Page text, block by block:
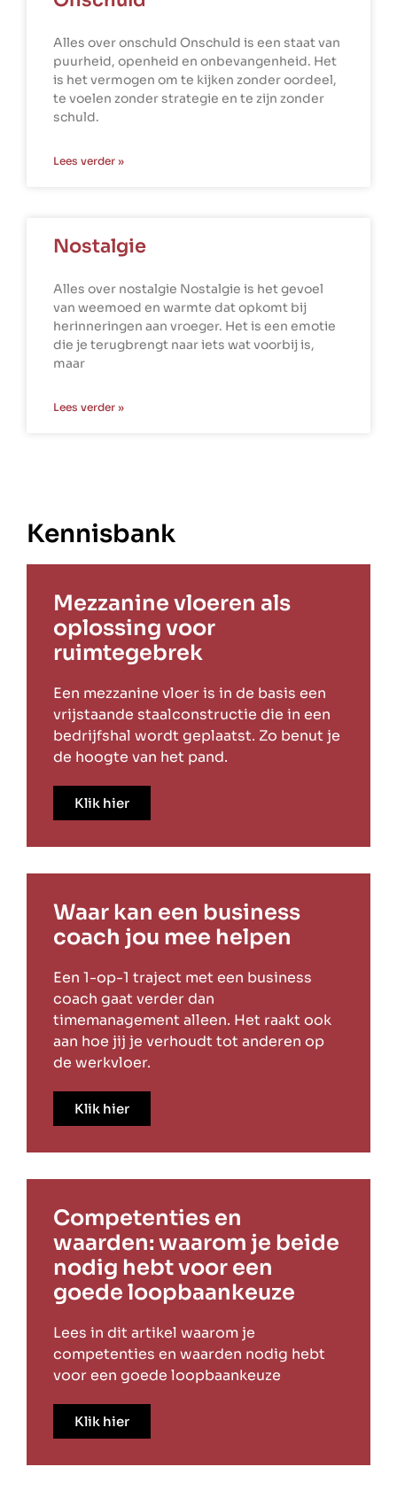
Alles over onschuld Onschuld is een staat van
puurheid, openheid en onbevangenheid. Het
is het vermogen om te kijken zonder oordeel,
te voelen zonder strategie en te zijn zonder
schuld.
Lees verder »
Nostalgie
Alles over nostalgie Nostalgie is het gevoel
van weemoed en warmte dat opkomt bij
herinneringen aan vroeger. Het is een emotie
die je terugbrengt naar iets wat voorbij is,
maar
Lees verder »
Kennisbank
Mezzanine vloeren als
oplossing voor
ruimtegebrek
Een mezzanine vloer is in de basis een
vrijstaande staalconstructie die in een
bedrijfshal wordt geplaatst. Zo benut je
de hoogte van het pand.
Klik hier
Waar kan een business
coach jou mee helpen
Een 1-op-1 traject met een business
coach gaat verder dan
timemanagement alleen. Het raakt ook
aan hoe jij je verhoudt tot anderen op
de werkvloer.
Klik hier
Competenties en
waarden: waarom je beide
nodig hebt voor een
goede loopbaankeuze
Lees in dit artikel waarom je
competenties en waarden nodig hebt
voor een goede loopbaankeuze
Klik hier